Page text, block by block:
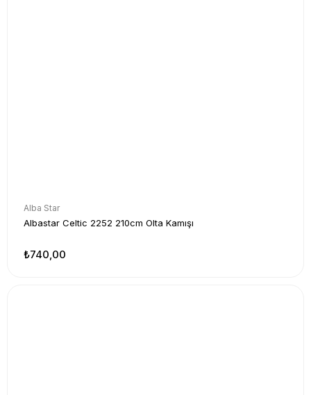
Alba Star
Albastar Celtic 2252 210cm Olta Kamışı
₺740,00